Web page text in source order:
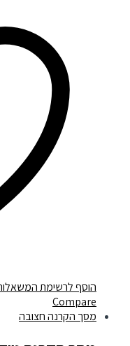
הוסף לרשימת המשאלות
Compare
מסך הקרנה חצובה